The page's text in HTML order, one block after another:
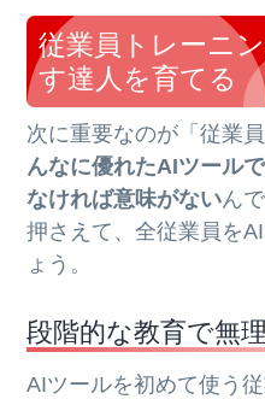
従業員トレーニ
す達人を育てる
次に重要なのが「従業
んなに優れたAIツール
なければ意味がないん
押さえて、全従業員を
ょう。
段階的な教育で無
AIツールを初めて使う